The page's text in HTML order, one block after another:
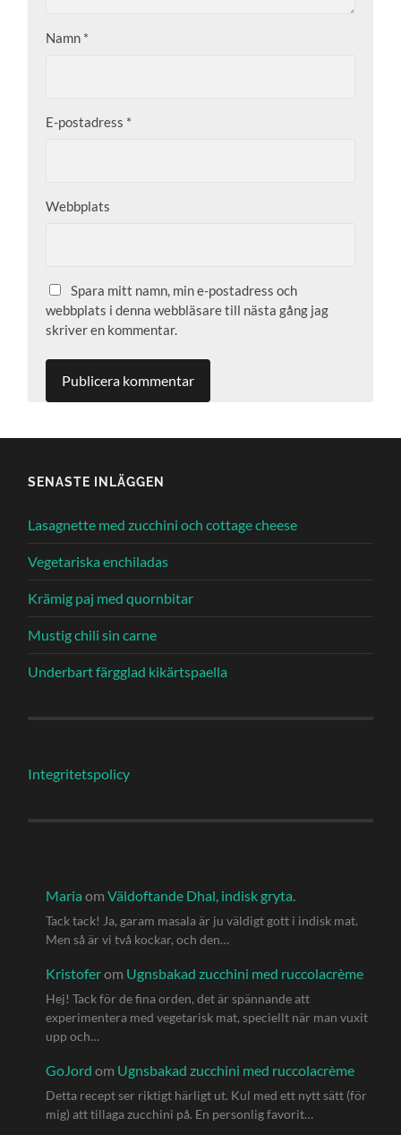
Namn *
E-postadress *
Webbplats
Spara mitt namn, min e-postadress och
webbplats i denna webbläsare till nästa gång jag
skriver en kommentar.
SENASTE INLÄGGEN
Lasagnette med zucchini och cottage cheese
Vegetariska enchiladas
Krämig paj med quornbitar
Mustig chili sin carne
Underbart färgglad kikärtspaella
Integritetspolicy
Maria omVäldoftande Dhal, indisk gryta.
Tack tack! Ja, garam masala är ju väldigt gott i indisk mat.
Men så är vi två kockar, och den…
Kristoferom Ugnsbakad zucchini med ruccolacrème
Hej! Tack för de fina orden, det är spännande att
experimentera med vegetarisk mat, speciellt när man vuxit
upp och…
GoJord om Ugnsbakad zucchini med ruccolacrème
Detta recept ser riktigt härligt ut. Kul med ett nytt sätt (för
mig) att tillaga zucchini på. En personlig favorit…